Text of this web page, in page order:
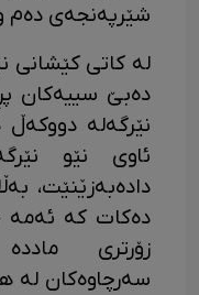
شێرپەنجەی دەم
لە کاتی کێشانی
دەبێ سییەکان
نێرگەلە
ئاوی نێو
دادەبەزێنێت،
دەکات کە ئەمە
زۆرتری
سەرچاوەکان لە